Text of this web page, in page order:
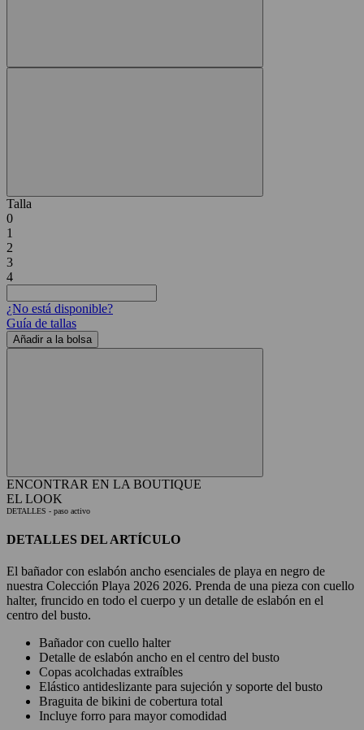
Talla
0
1
2
3
4
¿No está disponible?
Guía de tallas
Añadir a la bolsa
ENCONTRAR EN LA BOUTIQUE
EL LOOK
DETALLES - paso activo
DETALLES DEL ARTÍCULO
El bañador con eslabón ancho esenciales de playa en negro de
nuestra Colección Playa 2026 2026. Prenda de una pieza con cuello
halter, fruncido en todo el cuerpo y un detalle de eslabón en el
centro del busto.
Bañador con cuello halter
Detalle de eslabón ancho en el centro del busto
Copas acolchadas extraíbles
Elástico antideslizante para sujeción y soporte del busto
Braguita de bikini de cobertura total
Incluye forro para mayor comodidad